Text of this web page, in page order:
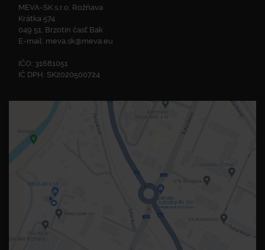
MEVA-SK s.r.o. Rožňava
Krátka 574
049 51, Brzotín časť Bak
E-mail: meva.sk@meva.eu
IČO: 31681051
IČ DPH: SK2020500724